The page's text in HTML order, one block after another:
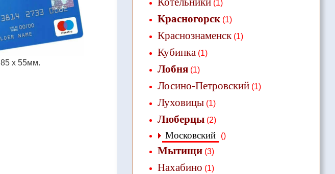
85 х 55мм.
(1)
Красногорск(1)
Краснознаменск(1)
Кубинка(1)
Лобня(1)
Лосино-Петровский(1)
Луховицы(1)
Люберцы(2)
Московский ()
Мытищи(3)
Нахабино (1)